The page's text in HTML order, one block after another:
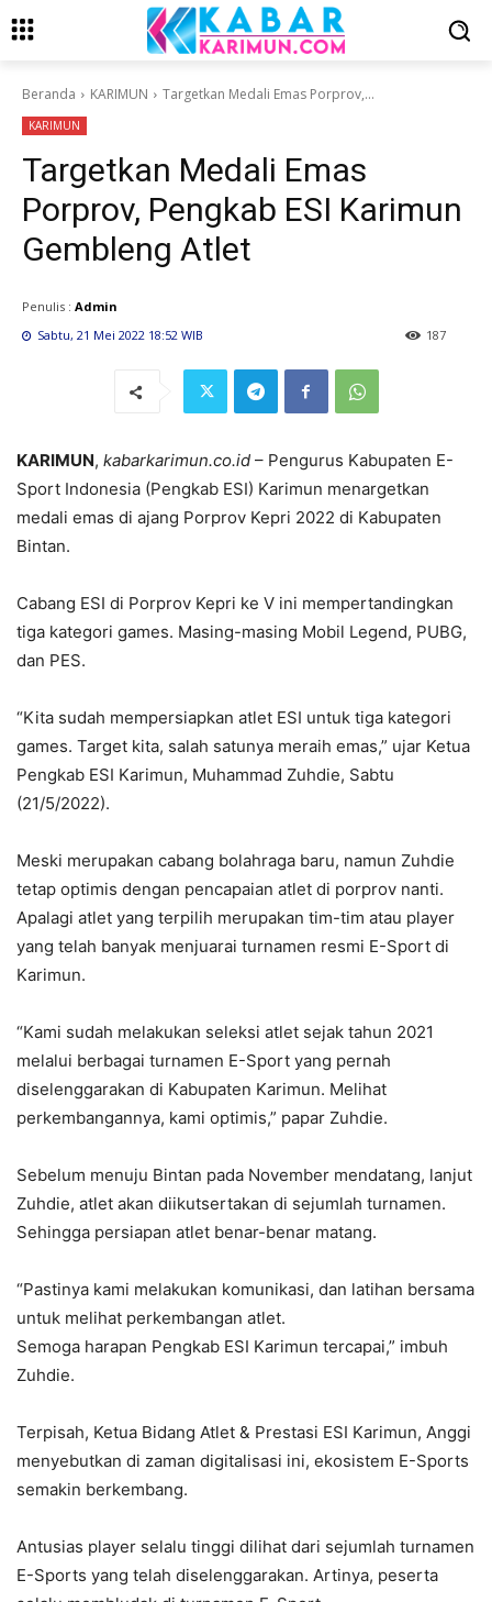
Beranda KARIMUN Targetkan Medali Emas Porprov,...
KARIMUN
Targetkan Medali Emas
Porprov, Pengkab ESI Karimun
Gembleng Atlet
Penulis : Admin
Sabtu, 21 Mei 2022 18:52 WIB
187
KARIMUN, kabarkarimun.co.id – Pengurus Kabupaten E-
Sport Indonesia (Pengkab ESI) Karimun menargetkan
medali emas di ajang Porprov Kepri 2022 di Kabupaten
Bintan.
Cabang ESI di Porprov Kepri ke V ini mempertandingkan
tiga kategori games. Masing-masing Mobil Legend, PUBG,
dan PES.
“Kita sudah mempersiapkan atlet ESI untuk tiga kategori
games. Target kita, salah satunya meraih emas,” ujar Ketua
Pengkab ESI Karimun, Muhammad Zuhdie, Sabtu
(21/5/2022).
Meski merupakan cabang bolahraga baru, namun Zuhdie
tetap optimis dengan pencapaian atlet di porprov nanti.
Apalagi atlet yang terpilih merupakan tim-tim atau player
yang telah banyak menjuarai turnamen resmi E-Sport di
Karimun.
“Kami sudah melakukan seleksi atlet sejak tahun 2021
melalui berbagai turnamen E-Sport yang pernah
diselenggarakan di Kabupaten Karimun. Melihat
perkembangannya, kami optimis,” papar Zuhdie.
Sebelum menuju Bintan pada November mendatang, lanjut
Zuhdie, atlet akan diikutsertakan di sejumlah turnamen.
Sehingga persiapan atlet benar-benar matang.
“Pastinya kami melakukan komunikasi, dan latihan bersama
untuk melihat perkembangan atlet.
Semoga harapan Pengkab ESI Karimun tercapai,” imbuh
Zuhdie.
Terpisah, Ketua Bidang Atlet & Prestasi ESI Karimun, Anggi
menyebutkan di zaman digitalisasi ini, ekosistem E-Sports
semakin berkembang.
Antusias player selalu tinggi dilihat dari sejumlah turnamen
E-Sports yang telah diselenggarakan. Artinya, peserta